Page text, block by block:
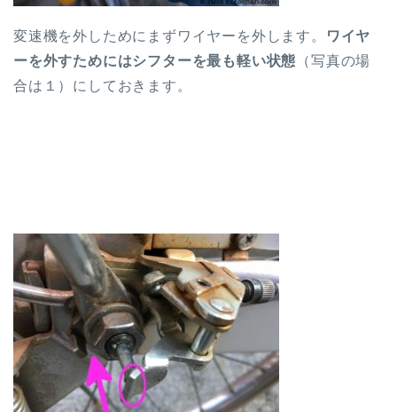
変速機を外しためにまずワイヤーを外します。
ワイヤ
ーを外すためにはシフターを最も軽い状態 （写真の場
合は１）にしておきます。